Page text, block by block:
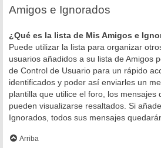
Amigos e Ignorados
¿Qué es la lista de Mis Amigos e
Puede utilizar la lista para organizar
usuarios añadidos a su lista de Amigos
de Control de Usuario para un rápido
identificados y poder así enviarles un
plantilla que utilice el foro, los mensajes
pueden visualizarse resaltados. Si
Ignorados, todos sus mensajes
Arriba